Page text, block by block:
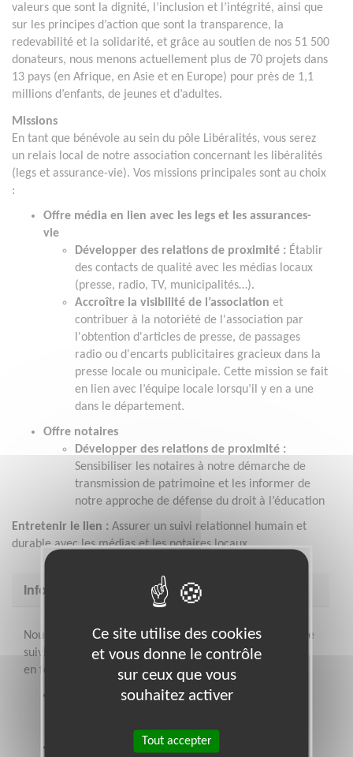
valeurs que sont la dignité, l’inclusion et l’intégrité, ainsi que
sur les principes d’action que sont la transparence, la
redevabilité et la solidarité, et grâce au soutien de nos 51 500
donateurs, nous menons actuellement plus de 70 projets dans
13 pays (en Afrique, en Asie et en Europe) pour près de 1,1
millions d’enfants, de jeunes et d’adultes.
Missions
En tant que bénévole au sein du pôle Libéralités, vous serez
un relais local de notre association concernant les libéralités
(legs et assurance-vie). Vos missions principales sont au choix
:
Offre média en lien avec les legs et les assurances-
vie
Développer des relations de proximité : Établir
des contacts de qualité avec les médias locaux
(presse, radio, TV, municipalités…).
Accroître la visibilité de l’association et
contribuer à la notoriété de l'association par
l'obtention d'articles de presse, de passages
radio ou d'encarts publicitaires gracieux dans la
presse locale ou municipale. Cette mission se fait
en lien avec l’équipe locale lorsqu’il y en a une
dans le département.
Offre notaires
Développer des relations de proximité :
Sensibiliser les notaires à notre démarche de
transmission de patrimoine et les informer de
notre approche de défense du droit à l’éducation
Entretenir le lien : Assurer un suivi relationnel humain et
durable avec les médias et les notaires locaux.
Informations complémentaires
Nous assurons votre formation et la co-construction et le
suivi des actions que nous mettrons en place ensemble
en fonction de votre disponibilité :
Une formation de base “Libéralités”, puis
mois par Kit (adaptable en fonction du profil).
En tant que bénévole, vous serez intégré à la
Ce site utilise des cookies
et vous donne le contrôle
sur ceux que vous
souhaitez activer
Tout accepter